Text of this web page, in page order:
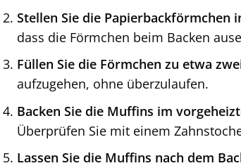
Stellen Sie die
dass die Förmchen beim Backen
Füllen Sie die Förmchen zu etwa
aufzugehen, ohne überzulaufen.
Backen Sie die Muffins im
Überprüfen Sie mit einem
Lassen Sie die Muffins nach dem